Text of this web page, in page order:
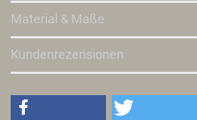
Material & Maße
Kundenrezensionen